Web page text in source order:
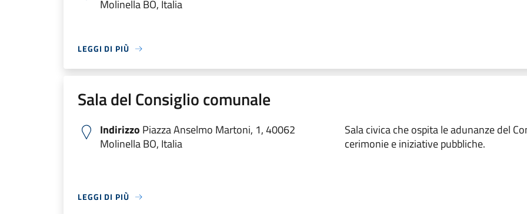
Molinella BO, Italia
LEGGI DI PIÙ
Sala del Consiglio comunale
Indirizzo Piazza Anselmo Martoni, 1, 40062
Molinella BO, Italia
Sala civica che ospita le adunanze del
cerimonie e iniziative pubbliche.
LEGGI DI PIÙ